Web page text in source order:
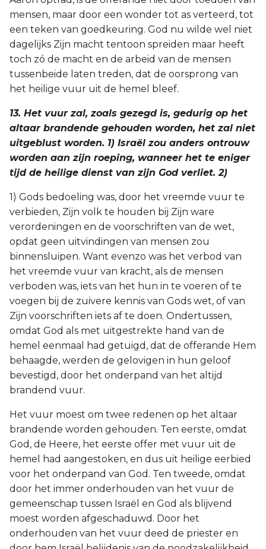
mensen, maar door een wonder tot as verteerd, tot
een teken van goedkeuring. God nu wilde wel niet
dagelijks Zijn macht tentoon spreiden maar heeft
toch zó de macht en de arbeid van de mensen
tussenbeide laten treden, dat de oorsprong van
het heilige vuur uit de hemel bleef.
13. Het vuur zal, zoals gezegd is, gedurig op het
altaar brandende gehouden worden, het zal niet
uitgeblust worden. 1) Israël zou anders ontrouw
worden aan zijn roeping, wanneer het te eniger
tijd de heilige dienst van zijn God verliet. 2)
1) Gods bedoeling was, door het vreemde vuur te
verbieden, Zijn volk te houden bij Zijn ware
verordeningen en de voorschriften van de wet,
opdat geen uitvindingen van mensen zou
binnensluipen. Want evenzo was het verbod van
het vreemde vuur van kracht, als de mensen
verboden was, iets van het hun in te voeren of te
voegen bij de zuivere kennis van Gods wet, of van
Zijn voorschriften iets af te doen. Ondertussen,
omdat God als met uitgestrekte hand van de
hemel eenmaal had getuigd, dat de offerande Hem
behaagde, werden de gelovigen in hun geloof
bevestigd, door het onderpand van het altijd
brandend vuur.
Het vuur moest om twee redenen op het altaar
brandende worden gehouden. Ten eerste, omdat
God, de Heere, het eerste offer met vuur uit de
hemel had aangestoken, en dus uit heilige eerbied
voor het onderpand van God. Ten tweede, omdat
door het immer onderhouden van het vuur de
gemeenschap tussen Israël en God als blijvend
moest worden afgeschaduwd. Door het
onderhouden van het vuur deed de priester en